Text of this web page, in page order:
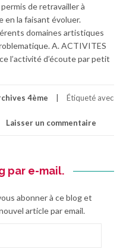
de retravailler à
en la faisant évoluer.
domaines artistiques
A. ACTIVITES
l’activité d’écoute par petit
4ème Étiqueté avec
Laisser un commentaire
par e-mail.
abonner à ce blog et
article par email.